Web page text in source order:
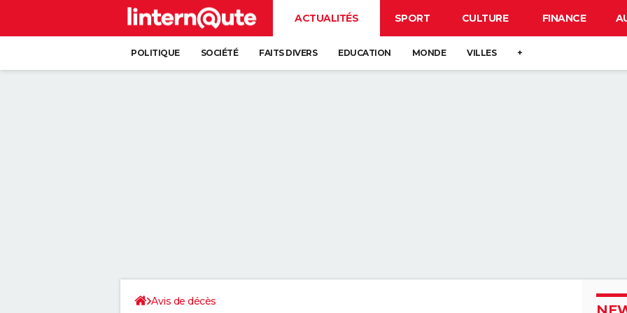
ACTUALITÉS SPORT CULTURE FINANCE
POLITIQUE SOCIÉTÉ FAITS DIVERS EDUCATION MONDE VILLES +
Avis de décès